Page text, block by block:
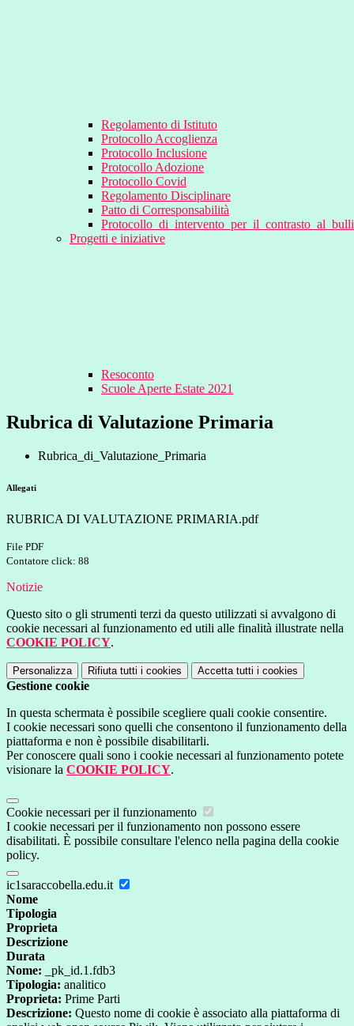
Regolamento di Istituto
Protocollo Accoglienza
Protocollo Inclusione
Protocollo Adozione
Protocollo Covid
Regolamento Disciplinare
Patto di Corresponsabilità
Progetti e iniziative
Resoconto
Scuole Aperte Estate 2021
Rubrica di Valutazione Primaria
Rubrica_di_Valutazione_Primaria
Allegati
RUBRICA DI VALUTAZIONE PRIMARIA.pdf
File PDF
Contatore click: 88
Notizie
Questo sito o gli strumenti terzi da questo utilizzati si avvalgono di
cookie necessari al funzionamento ed utili alle finalità illustrate nella
COOKIE POLICY.
Personalizza Rifiuta tutti i cookies Accetta tutti i cookies
Gestione cookie
In questa schermata è possibile scegliere quali cookie consentire.
I cookie necessari sono quelli che consentono il funzionamento della
piattaforma e non è possibile disabilitarli.
Per conoscere quali sono i cookie necessari al funzionamento potete
visionare la COOKIE POLICY.
Cookie necessari per il funzionamento
I cookie necessari per il funzionamento non possono essere
disabilitati. È possibile consultare l'elenco nella pagina della cookie
policy.
ic1saraccobella.edu.it
Nome
Tipologia
Proprieta
Descrizione
Durata
Nome: _pk_id.1.fdb3
Tipologia: analitico
Proprieta: Prime Parti
Descrizione: Questo nome di cookie è associato alla piattaforma di